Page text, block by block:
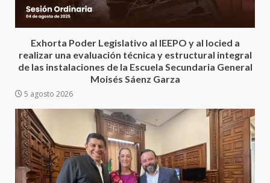
Exhorta Poder Legislativo al IEEPO y al Iocied a
realizar una evaluación técnica y estructural integral
de las instalaciones de la Escuela Secundaria General
Moisés Sáenz Garza
5 agosto 2026
3
Encuentro de Ariadna Montiel
con el Gobernador Salomón Jara
Cruz reafirma la consolidación
de la transformación en
territorio oaxaqueño
30 julio 2026
4
Juan Mazatlán
20 julio 2026
Sanciona Municipio de Oaxaca
de Juárez caso de maltrato